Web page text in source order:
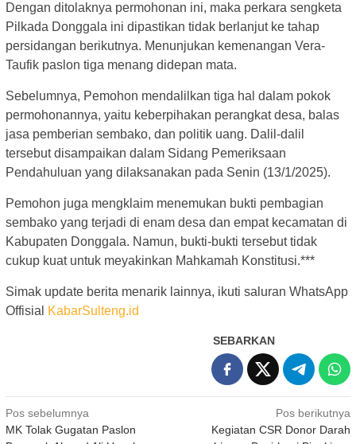
Dengan ditolaknya permohonan ini, maka perkara sengketa
Pilkada Donggala ini dipastikan tidak berlanjut ke tahap
persidangan berikutnya. Menunjukan kemenangan Vera-
Taufik paslon tiga menang didepan mata.
Sebelumnya, Pemohon mendalilkan tiga hal dalam pokok
permohonannya, yaitu keberpihakan perangkat desa, balas
jasa pemberian sembako, dan politik uang. Dalil-dalil
tersebut disampaikan dalam Sidang Pemeriksaan
Pendahuluan yang dilaksanakan pada Senin (13/1/2025).
Pemohon juga mengklaim menemukan bukti pembagian
sembako yang terjadi di enam desa dan empat kecamatan di
Kabupaten Donggala. Namun, bukti-bukti tersebut tidak
cukup kuat untuk meyakinkan Mahkamah Konstitusi.***
Simak update berita menarik lainnya, ikuti saluran WhatsApp
Offisial
KabarSulteng.id
SEBARKAN
Navigasi
pos
Pos sebelumnya
MK Tolak Gugatan Paslon
Pos berikutnya
Kegiatan CSR Donor Darah